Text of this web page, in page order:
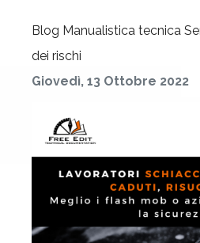
Blog Manualistica tecnica
dei rischi
Giovedì, 13 Ottobre 2022